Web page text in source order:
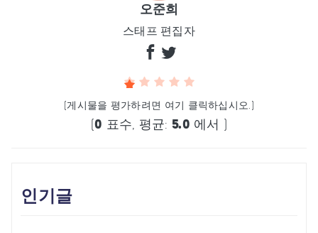
오준희
스태프 편집자
(게시물을 평가하려면 여기 클릭하십시오.)
(0 표수, 평균: 5.0 에서 )
인기글